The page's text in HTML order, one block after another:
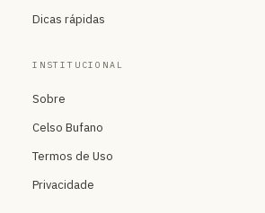
Dicas rápidas
INSTITUCIONAL
Sobre
Celso Bufano
Termos de Uso
Privacidade